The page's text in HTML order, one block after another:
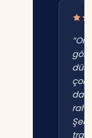
çok